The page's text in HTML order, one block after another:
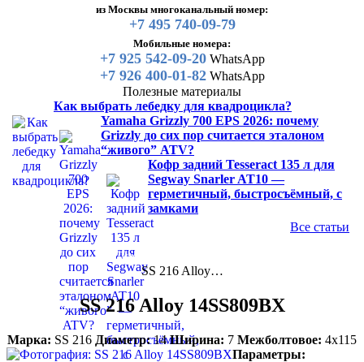
из Москвы многоканальный номер:
+7 495 740-09-79
Мобильные номера:
+7 925 542-09-20WhatsApp
+7 926 400-01-82WhatsApp
Полезные материалы
Как выбрать лебедку для квадроцикла?
Yamaha Grizzly 700 EPS 2026: почему
Grizzly до сих пор считается эталоном
“живого” ATV?
Кофр задний Tesseract 135 л для
Segway Snarler AT10 —
герметичный, быстросъёмный, с
замками
Все статьи
Диски для квадроцикла
SS 216 Alloy…
SS 216 Alloy 14SS809BX
Марка: SS 216 Диаметр:14 Ширина: 7 Межболтовое: 4х115
Параметры: